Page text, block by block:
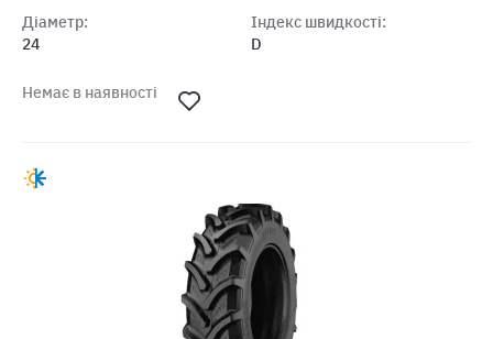
Діаметр:
24
Індекс швидкості:
D
Немає в наявності